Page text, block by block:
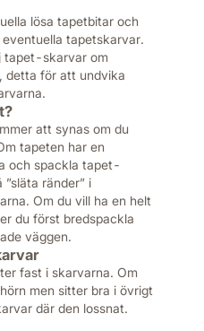
lösa tapetbitar och
tapetskarvar.
tapet-skarvar om
detta för att undvika
att synas om du
tapeten har en
och spackla tapet-
ränder” i
Om du vill ha en helt
du först bredspackla
väggen.
fast i skarvarna. Om
men sitter bra i övrigt
där den lossnat.